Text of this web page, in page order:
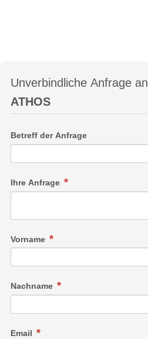
Unverbindliche Anfrage an
ATHOS
Betreff der Anfrage
Ihre Anfrage
Vorname
Nachname
Email